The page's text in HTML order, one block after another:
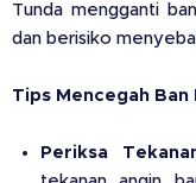
Tunda mengganti
dan berisiko
Tips Mencegah Ban
Periksa